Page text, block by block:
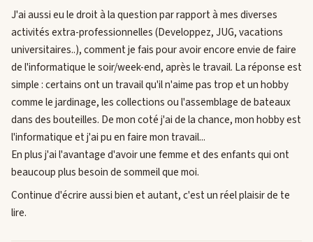
J'ai aussi eu le droit à la question par rapport à mes diverses
activités extra-professionnelles (Developpez, JUG, vacations
universitaires..), comment je fais pour avoir encore envie de faire
de l'informatique le soir/week-end, après le travail. La réponse est
simple : certains ont un travail qu'il n'aime pas trop et un hobby
comme le jardinage, les collections ou l'assemblage de bateaux
dans des bouteilles. De mon coté j'ai de la chance, mon hobby est
l'informatique et j'ai pu en faire mon travail...
En plus j'ai l'avantage d'avoir une femme et des enfants qui ont
beaucoup plus besoin de sommeil que moi.
Continue d'écrire aussi bien et autant, c'est un réel plaisir de te
lire.